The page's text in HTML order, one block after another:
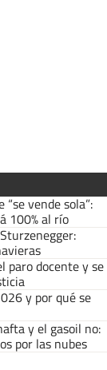
vende sola”:
100% al río
paro docente y se
y por qué se
y el gasoil no:
por las nubes